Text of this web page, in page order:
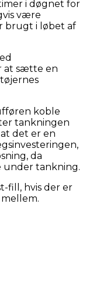
i døgnet for
være
brugt i løbet af
at sætte en
koble
tankningen
det er en
da
under tankning.
fill, hvis der er